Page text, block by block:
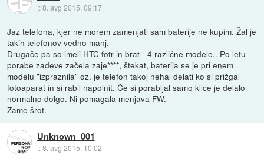
::8. avg 2015, 09:17
Jaz telefona, kjer ne morem zamenjati sam baterije ne kupim. Žal je
takih telefonov vedno manj.
Drugače pa so imeli HTC fotr in brat - 4 različne modele.. Po letu
porabe zadeve začela zaje****, štekat, baterija se je pri enem
modelu "izpraznila" oz. je telefon takoj nehal delati ko si prižgal
fotoaparat in si rabil napolnit. Če si porabljal samo klice je delalo
normalno dolgo. Ni pomagala menjava FW.
Zame šrot.
Unknown_001
::8. avg 2015, 10:02